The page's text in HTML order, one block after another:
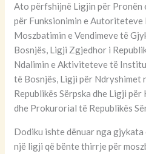
Ato përfshijnë Ligjin për Pronën
për Funksionimin e Autoriteteve
Moszbatimin e Vendimeve të
Bosnjës, Ligji Zgjedhor i
Ndalimin e Aktiviteteve të
të Bosnjës, Ligji për Ndryshimet
Republikës Sërpska dhe Ligji
dhe Prokurorial të Republikës
Dodiku ishte dënuar nga gjykata
një ligji që bënte thirrje për